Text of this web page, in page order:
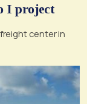
I project
center in